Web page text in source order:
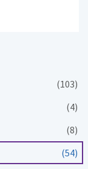
(103)
(4)
(8)
(54)